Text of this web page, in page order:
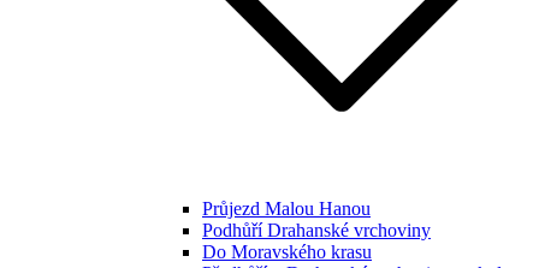
Průjezd Malou Hanou
Podhůří Drahanské vrchoviny
Do Moravského krasu